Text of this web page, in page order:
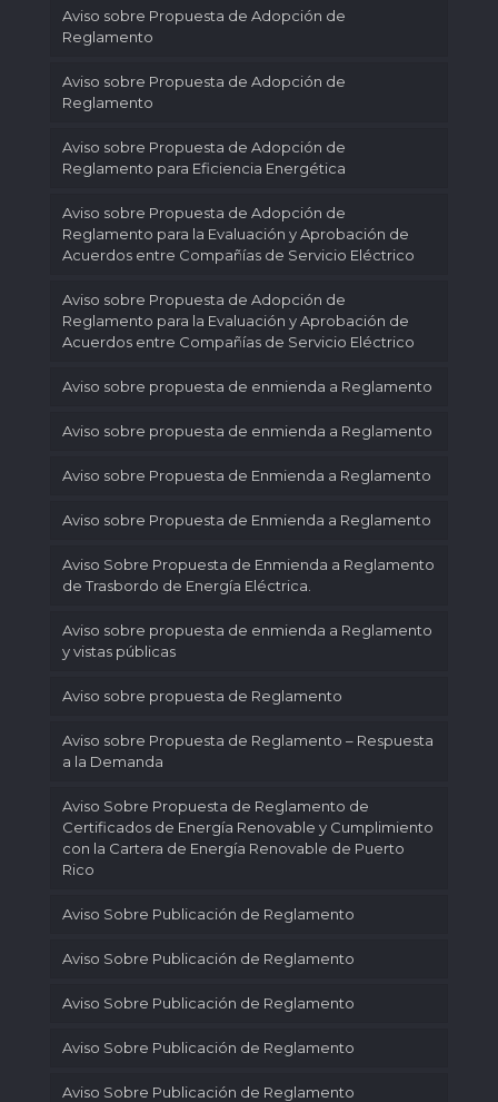
Aviso sobre Propuesta de Adopción de
Reglamento
Aviso sobre Propuesta de Adopción de
Reglamento
Aviso sobre Propuesta de Adopción de
Reglamento para Eficiencia Energética
Aviso sobre Propuesta de Adopción de
Reglamento para la Evaluación y Aprobación de
Acuerdos entre Compañías de Servicio Eléctrico
Aviso sobre Propuesta de Adopción de
Reglamento para la Evaluación y Aprobación de
Acuerdos entre Compañías de Servicio Eléctrico
Aviso sobre propuesta de enmienda a Reglamento
Aviso sobre propuesta de enmienda a Reglamento
Aviso sobre Propuesta de Enmienda a Reglamento
Aviso sobre Propuesta de Enmienda a Reglamento
Aviso Sobre Propuesta de Enmienda a Reglamento
de Trasbordo de Energía Eléctrica.
Aviso sobre propuesta de enmienda a Reglamento
y vistas públicas
Aviso sobre propuesta de Reglamento
Aviso sobre Propuesta de Reglamento – Respuesta
a la Demanda
Aviso Sobre Propuesta de Reglamento de
Certificados de Energía Renovable y Cumplimiento
con la Cartera de Energía Renovable de Puerto
Rico
Aviso Sobre Publicación de Reglamento
Aviso Sobre Publicación de Reglamento
Aviso Sobre Publicación de Reglamento
Aviso Sobre Publicación de Reglamento
Aviso Sobre Publicación de Reglamento